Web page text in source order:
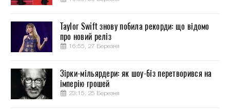
Taylor Swift знову побила рекорди: що відомо
про новий реліз
16:55, 27 Березня
Зірки-мільярдери: як шоу-біз перетворився на
імперію грошей
23:15, 25 Березня